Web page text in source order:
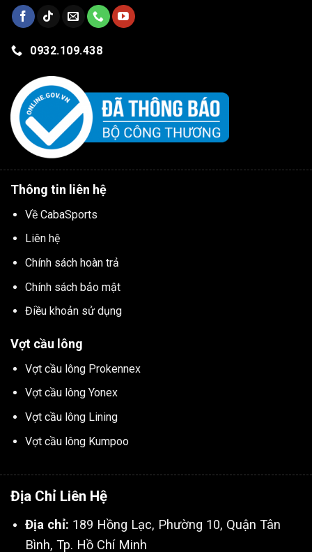
0932.109.438
Thông tin liên hệ
Về CabaSports
Liên hệ
Chính sách hoàn trả
Chính sách bảo mật
Điều khoản sử dụng
Vợt cầu lông
Vợt cầu lông Prokennex
Vợt cầu lông Yonex
Vợt cầu lông Lining
Vợt cầu lông Kumpoo
Địa Chỉ Liên Hệ
Địa chỉ: 189 Hồng Lạc, Phường 10, Quận Tân
Bình, Tp. Hồ Chí Minh